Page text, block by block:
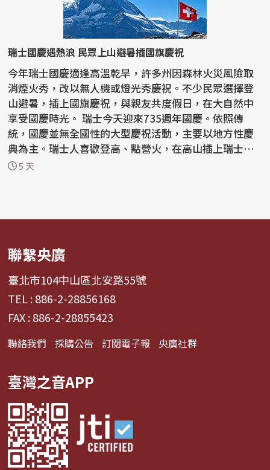
瑞士國慶遇熱浪 民眾上山避暑插國旗慶祝
今年瑞士國慶適逢高溫乾旱，許多州因森林火災風險取
消煙火秀，改以無人機或燈光秀慶祝。不少民眾選擇登
山避暑，插上國旗慶祝，與親友共度假日，在大自然中
享受國慶時光。 瑞士今天迎來735週年國慶。依照傳
統，國慶並無全國性的大型慶祝活動，主要以地方性慶
典為主。瑞士人喜歡登高、點營火，在高山插上瑞士國
旗；或到...
5 天
聯繫央廣
臺北市104中山區北安路55號
TEL : 886-2-28856168
FAX : 886-2-28855423
聯絡我們 採購公告 訂閱電子報 央廣社群
臺灣之音APP